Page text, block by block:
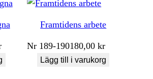
Framtidens arbete
Nr 189-190180,00kr
Lägg till i varukorg